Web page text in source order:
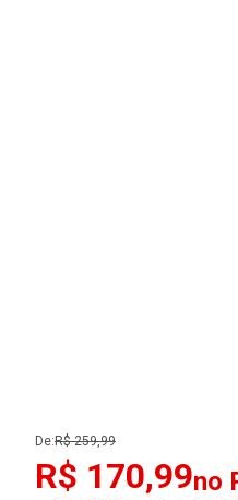
De:R$ 259,99
R$ 170,99no